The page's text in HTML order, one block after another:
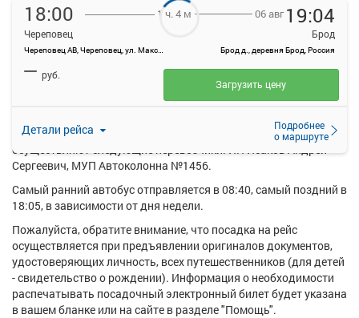
18:00
Череповец
Череповец АВ, Череповец, ул. Максима Горького, 44
1 ч. 4 м 06 авг 19:04
Брод
Брод д., деревня Брод, Россия
Детали рейса
Подробнее
о маршруте
— руб.
Загрузить цену
На данной странице вы можете ознакомиться с расписанием и
купить билет онлайн на автобус Череповец - Брод.
Ежедневно по маршруту Череповец - Брод курсирует в
Перевозку пассажиров по данному направлению
осуществляют следующие перевозчики: ИП Исаков Андрей
Сергеевич, МУП Автоколонна №1456.
Самый ранний автобус отправляется в 08:40, самый поздний в
18:05, в зависимости от дня недели.
Пожалуйста, обратите внимание, что посадка на рейс
осуществляется при предъявлении оригиналов документов,
удостоверяющих личность, всех путешественников (для детей
- свидетельство о рождении). Информация о необходимости
распечатывать посадочный электронный билет будет указана
в вашем бланке или на сайте в разделе "Помощь".